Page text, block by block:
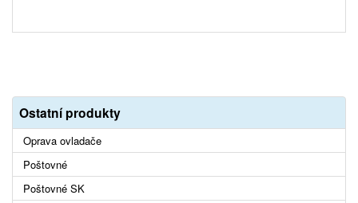
Ostatní produkty
Oprava ovladače
Poštovné
Poštovné SK